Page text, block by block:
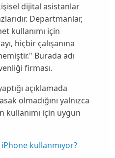
dijital asistanlar
Departmanlar,
kullanımı için
hiçbir çalışanına
Burada adı
firması.
açıklamada
olmadığını yalnızca
kullanımı için uygun
kullanmıyor?